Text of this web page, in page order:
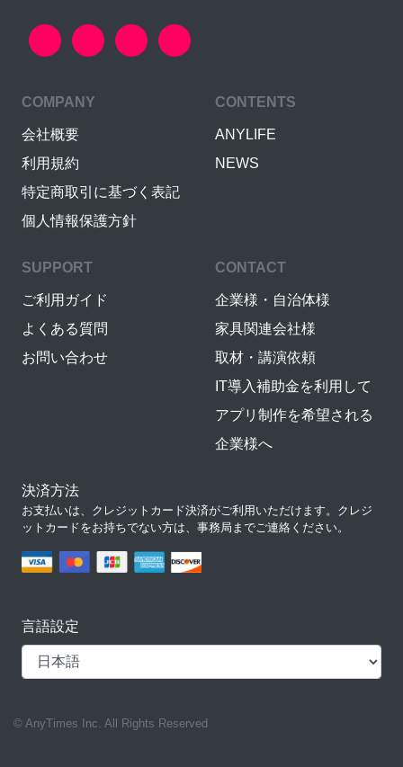
COMPANY
会社概要
利用規約
特定商取引に基づく表記
個人情報保護方針
CONTENTS
ANYLIFE
NEWS
SUPPORT
ご利用ガイド
よくある質問
お問い合わせ
CONTACT
企業様・自治体様
家具関連会社様
取材・講演依頼
IT導入補助金を利用して
アプリ制作を希望される
企業様へ
決済方法
お支払いは、クレジットカード決済がご利用いただけます。クレジ
ットカードをお持ちでない方は、事務局までご連絡ください。
言語設定
© AnyTimes Inc. All Rights Reserved